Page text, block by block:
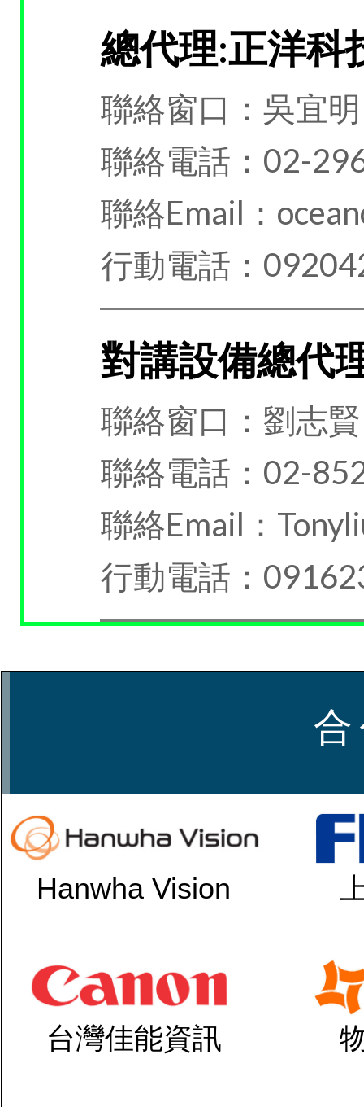
總代理:正洋科
聯絡窗口：吳宜明
聯絡電話：02-
聯絡Email：
行動電話：
對講設備總代
聯絡窗口：劉志賢
聯絡電話：02-
聯絡Email：
行動電話：
合
Hanwha Vision
台灣佳能資訊